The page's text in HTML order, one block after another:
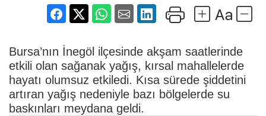
Bursa’nın İnegöl ilçesinde akşam saatlerinde
etkili olan sağanak yağış, kırsal mahallelerde
hayatı olumsuz etkiledi. Kısa sürede şiddetini
artıran yağış nedeniyle bazı bölgelerde su
baskınları meydana geldi.